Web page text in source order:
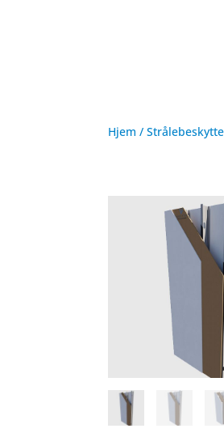
Hjem /